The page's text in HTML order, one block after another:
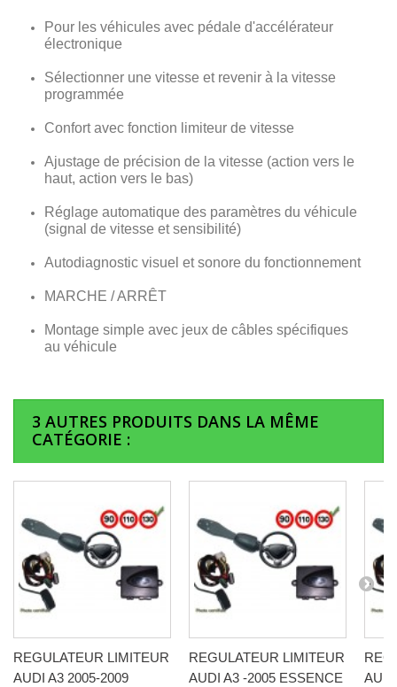
Pour les véhicules avec pédale d'accélérateur
électronique
Sélectionner une vitesse et revenir à la vitesse
programmée
Confort avec fonction limiteur de vitesse
Ajustage de précision de la vitesse (action vers le
haut, action vers le bas)
Réglage automatique des paramètres du véhicule
(signal de vitesse et sensibilité)
Autodiagnostic visuel et sonore du fonctionnement
MARCHE / ARRÊT
Montage simple avec jeux de câbles spécifiques
au véhicule
3 AUTRES PRODUITS DANS LA MÊME
CATÉGORIE :
REGULATEUR LIMITEUR
AUDI A3 2005-2009
REGULATEUR LIMITEUR
AUDI A3 -2005 ESSENCE